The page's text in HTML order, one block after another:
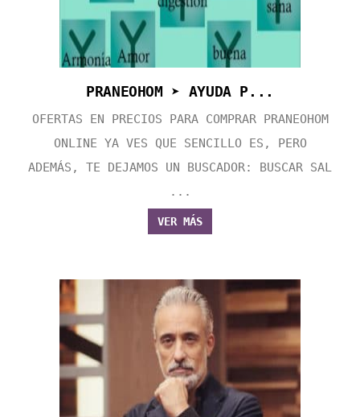
PRANEOHOM ➤ AYUDA P...
OFERTAS EN PRECIOS PARA COMPRAR PRANEOHOM
ONLINE YA VES QUE SENCILLO ES, PERO
ADEMÁS, TE DEJAMOS UN BUSCADOR: BUSCAR SAL
...
VER MÁS